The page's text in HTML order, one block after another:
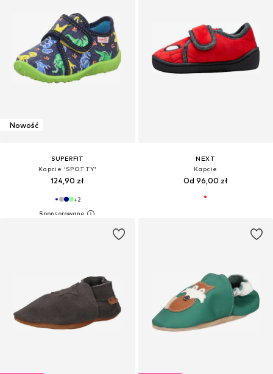
Nowość
SUPERFIT
Kapcie 'SPOTTY'
124,90 zł
+2
NEXT
Kapcie
Od 96,00 zł